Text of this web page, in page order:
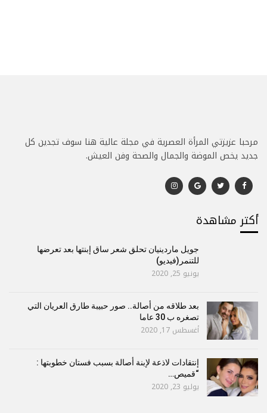
مرحبا عزيزتي المرأة العصرية في مجلة عالية هنا سوف تجدين كل
جديد يخص الموضة والجمال والصحة وفن العيش.
أكتر مشاهدة
جويل ماردينيان تحلق شعر ساق إبنتها بعد تعرضها
للتنمر(فيديو)
يونيو 25, 2020
بعد طلاقه من أصالة.. صور حبيبة طارق العريان التي
تصغره ب 30 عاما
أغسطس 17, 2020
إنتقادات لاذعة لإبنة أصالة بسبب فستان خطوبتها :
“قميص…
يوليو 23, 2020